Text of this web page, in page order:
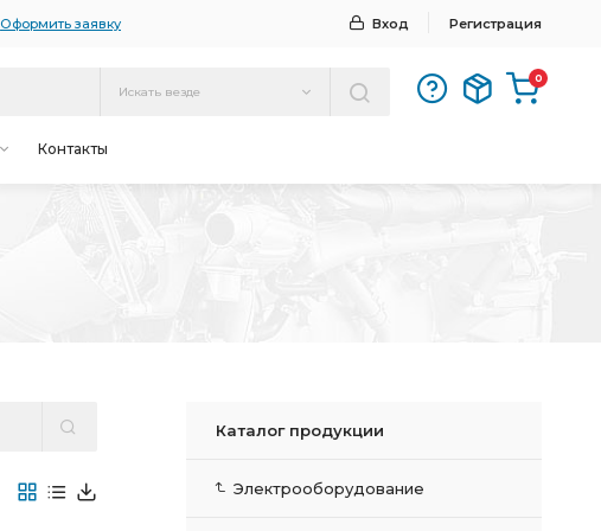
Оформить заявку Вход Регистрация
Искать везде
0
Контакты
Каталог продукции
Электрооборудование